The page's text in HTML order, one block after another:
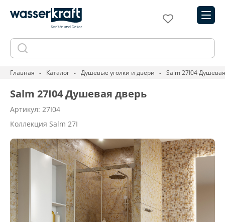
Главная Каталог Душевые уголки и двери Salm 27I04
Salm 27I04 Душевая дверь
Артикул: 27I04
Коллекция Salm 27I